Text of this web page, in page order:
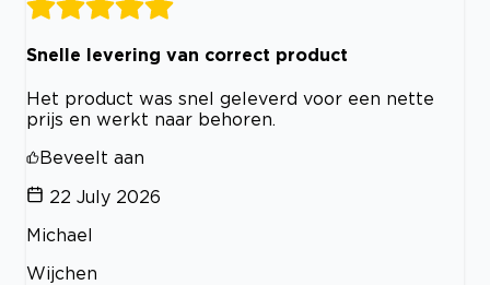
Snelle levering van correct product
Het product was snel geleverd voor een nette
prijs en werkt naar behoren.
Beveelt aan
22 July 2026
Michael
Wijchen